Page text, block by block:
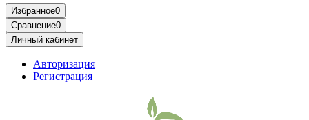
Избранное0
Сравнение0
Личный кабинет
Авторизация
Регистрация